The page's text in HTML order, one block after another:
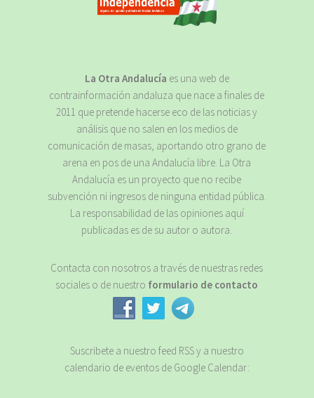
La Otra Andalucía es una web de
contrainformación andaluza que nace a finales de
2011 que pretende hacerse eco de las noticias y
análisis que no salen en los medios de
comunicación de masas, aportando otro grano de
arena en pos de una Andalucía libre. La Otra
Andalucía es un proyecto que no recibe
subvención ni ingresos de ninguna entidad pública.
La responsabilidad de las opiniones aquí
publicadas es de su autor o autora.
Contacta con nosotros a través de nuestras redes
sociales o de nuestro formulario de contacto
Suscribete a nuestro feed RSS y a nuestro
calendario de eventos de Google Calendar: